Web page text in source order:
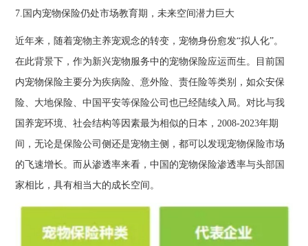
7.国内宠物保险仍处市场教育期，未来空间潜力巨大
近年来，随着宠物主养宠观念的转变，宠物身份愈发“拟人化”。
在此背景下，作为新兴宠物服务中的宠物保险应运而生。目前国
内宠物保险主要分为疾病险、意外险、责任险等类别，如众安保
险、大地保险、中国平安等保险公司也已经陆续入局。对比与我
国养宠环境、社会结构等因素最为相似的日本，2008-2023年期
间，无论是保险公司侧还是宠物主侧，都可以发现宠物保险市场
的飞速增长。而从渗透率来看，中国的宠物保险渗透率与头部国
家相比，具有相当大的成长空间。